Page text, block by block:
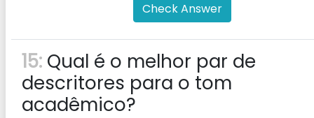
Check Answer
15: Qual é o melhor par de
descritores para o tom
acadêmico?